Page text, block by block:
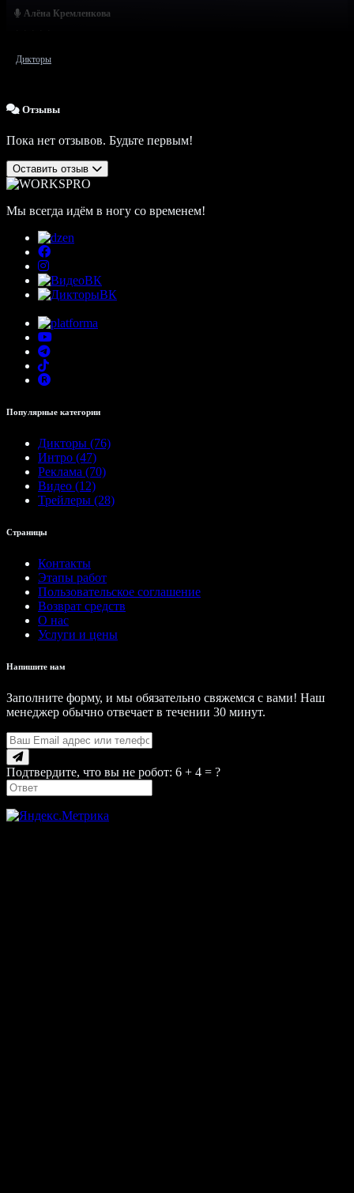
Алёна Кремленкова
Дикторы
Отзывы
Пока нет отзывов. Будьте первым!
Оставить отзыв
Мы всегда идём в ногу со временем!
Популярные категории
Дикторы (76)
Интро (47)
Реклама (70)
Видео (12)
Трейлеры (28)
Страницы
Контакты
Этапы работ
Пользовательское соглашение
Возврат средств
О нас
Услуги и цены
Напишите нам
Заполните форму, и мы обязательно свяжемся с вами! Наш
менеджер обычно отвечает в течении 30 минут.
Подтвердите, что вы не робот: 6 + 4 = ?